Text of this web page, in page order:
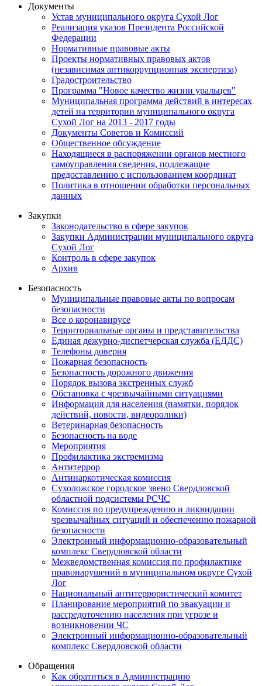
Документы
Устав муниципального округа Сухой Лог
Реализация указов Президента Российской
Федерации
Нормативные правовые акты
Проекты нормативных правовых актов
(независимая антикоррупционная экспертиза)
Градостроительство
Программа "Новое качество жизни уральцев"
Муниципальная программа действий в интересах
детей на территории муниципального округа
Сухой Лог на 2013 - 2017 годы
Документы Советов и Комиссий
Общественное обсуждение
Находящиеся в распоряжении органов местного
самоуправления сведения, подлежащие
предоставлению с использованием координат
Политика в отношении обработки персональных
данных
Закупки
Законодательство в сфере закупок
Закупки Администрации муниципального округа
Сухой Лог
Контроль в сфере закупок
Архив
Безопасность
Муниципальные правовые акты по вопросам
безопасности
Все о коронавирусе
Территориальные органы и представительства
Единая дежурно-диспетчерская служба (ЕДДС)
Телефоны доверия
Пожарная безопасность
Безопасность дорожного движения
Порядок вызова экстренных служб
Обстановка с чрезвычайными ситуациями
Информация для населения (памятки, порядок
действий, новости, видеоролики)
Ветеринарная безопасность
Безопасность на воде
Мероприятия
Профилактика экстремизма
Антитеррор
Антинаркотическая комиссия
Сухоложское городское звено Свердловской
областной подсистемы РСЧС
Комиссия по предупреждению и ликвидации
чрезвычайных ситуаций и обеспечению пожарной
безопасности
Электронный информационно-образовательный
комплекс Cвердловской области
Межведомственная комиссия по профилактике
правонарушений в муниципальном округе Сухой
Лог
Национальный антитеррористический комитет
Планирование мероприятий по эвакуации и
рассредоточению населения при угрозе и
возникновении ЧС
Электронный информационно-образовательный
комплекс Свердловской области
Обращения
Как обратиться в Администрацию